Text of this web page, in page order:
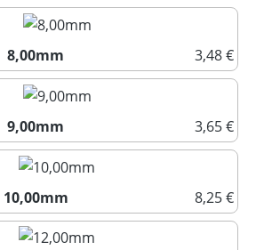
7,00mm
8,00mm
3,48 €
8,00mm
9,00mm
3,65 €
9,00mm
10,00mm
8,25 €
10,00mm